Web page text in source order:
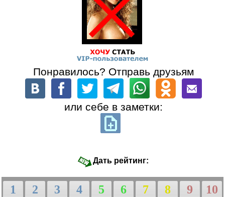
Понравилось? Отправь друзьям
или себе в заметки:
Дать рейтинг:
1 2 3 4 5 6 7 8 9
10